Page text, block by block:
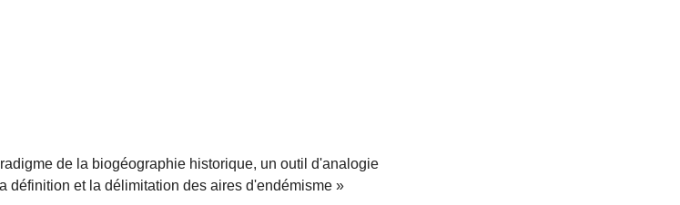
de la biogéographie historique, un outil d'analogie
définition et la délimitation des aires d'endémisme »